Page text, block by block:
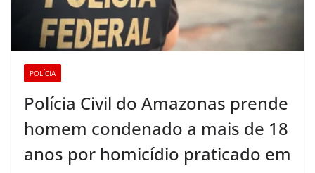
POLÍCIA
Polícia Civil do Amazonas prende
homem condenado a mais de 18
anos por homicídio praticado em